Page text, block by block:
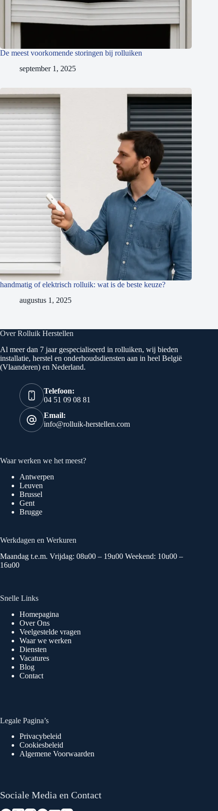
De meest voorkomende storingen bij rolluiken
september 1, 2025
handmatig of elektrisch rolluik: wat is de beste keuze?
augustus 1, 2025
Over Rolluik Herstellen
Al meer dan 7 jaar gespecialiseerd in rolluiken, wij bieden
installatie, herstel en onderhoudsdiensten aan in heel België
(Vlaanderen) en Nederland.
Telefoon:
04 51 09 08 81
Email:
info@rolluik-herstellen.com
Waar werken we het meest?
Antwerpen
Leuven
Brussel
Gent
Brugge
Werkdagen en Werkuren
Maandag t.e.m. Vrijdag: 08u00 – 19u00 Weekend: 10u00 –
16u00
Snelle Links
Homepagina
Over Ons
Veelgestelde vragen
Waar we werken
Diensten
Vacatures
Blog
Contact
Legale Pagina’s
Privacybeleid
Cookiesbeleid
Algemene Voorwaarden
Sociale Media en Contact